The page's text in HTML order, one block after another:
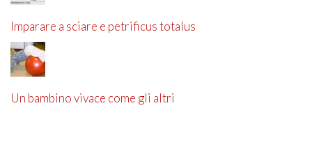
Imparare a sciare e petrificus totalus
Un bambino vivace come gli altri